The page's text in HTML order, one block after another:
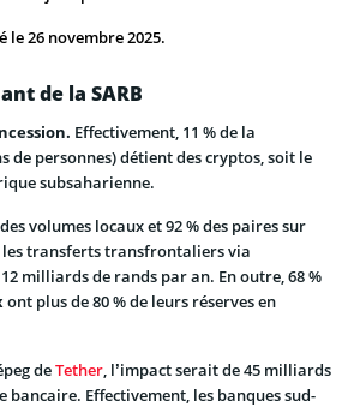
le 26 novembre 2025.
de la SARB
Effectivement, 11 % de la
de personnes) détient des cryptos, soit le
subsaharienne.
volumes locaux et 92 % des paires sur
les transferts transfrontaliers via
milliards de rands par an. En outre, 68 %
ont plus de 80 % de leurs réserves en
deTether , l’impact serait de 45 milliards
bancaire. Effectivement, les banques sud-